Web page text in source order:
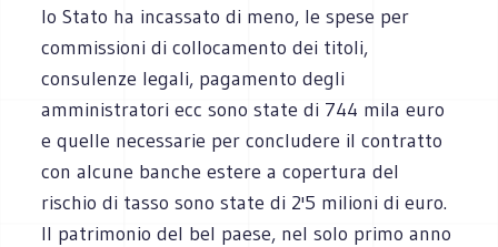
lo Stato ha incassato di meno, le spese per
commissioni di collocamento dei titoli,
consulenze legali, pagamento degli
amministratori ecc sono state di 744 mila euro
e quelle necessarie per concludere il contratto
con alcune banche estere a copertura del
rischio di tasso sono state di 2'5 milioni di euro.
Il patrimonio del bel paese, nel solo primo anno